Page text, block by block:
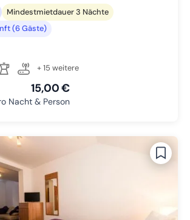
Mindestmietdauer 3 Nächte
(6 Gäste)
+ 15 weitere
15,00 €
Nacht & Person